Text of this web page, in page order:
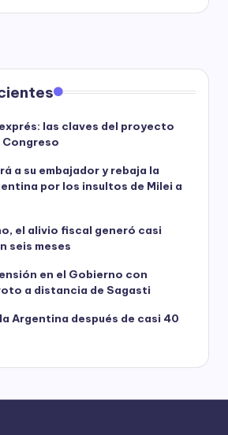
las claves del proyecto
Congreso
a su embajador y rebaja la
por los insultos de Milei a
el alivio fiscal generó casi
seis meses
en el Gobierno con
a distancia de Sagasti
Argentina después de casi 40